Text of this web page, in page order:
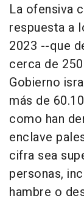
La ofensiva
respuesta a
2023 --que
cerca de
Gobierno
más de
como han
enclave
cifra sea
personas,
hambre o